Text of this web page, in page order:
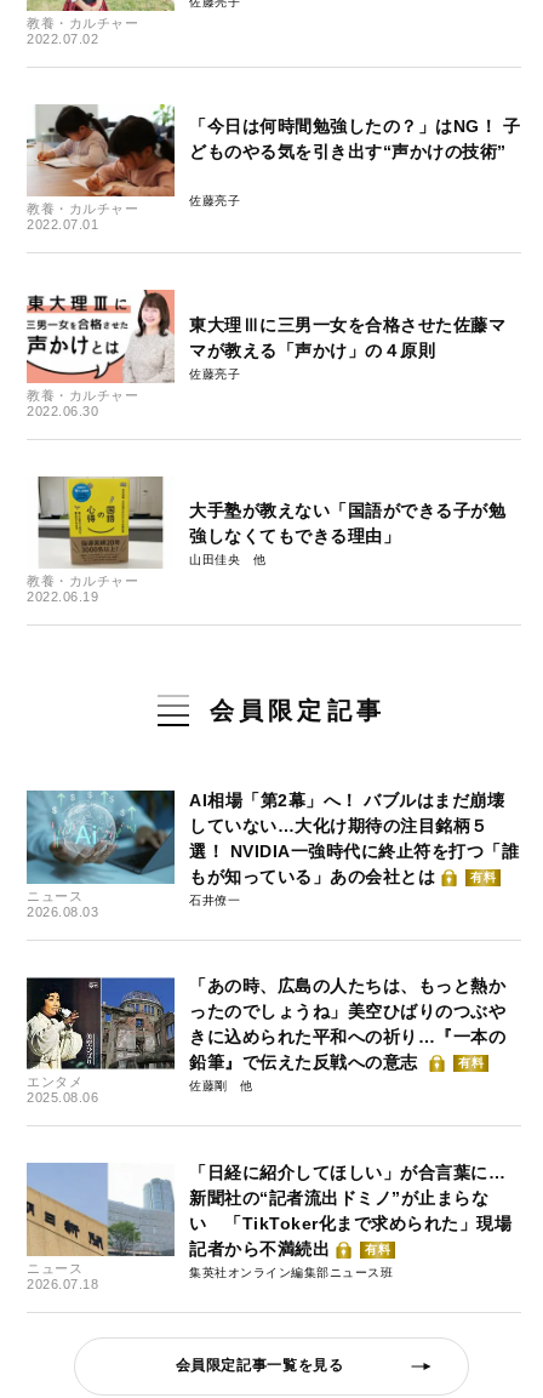
教養・カルチャー
2022.07.02
教養・カルチャー
2022.07.01
「今日は何時間勉強したの？」はNG！ 子
どものやる気を引き出す“声かけの技術”
佐藤亮子
教養・カルチャー
2022.06.30
東大理Ⅲに三男一女を合格させた佐藤マ
マが教える「声かけ」の４原則
佐藤亮子
教養・カルチャー
2022.06.19
大手塾が教えない「国語ができる子が勉
強しなくてもできる理由」
山田佳央
会員限定記事
ニュース
2026.08.03
AI相場「第2幕」へ！ バブルはまだ崩壊
していない…大化け期待の注目銘柄５
選！ NVIDIA一強時代に終止符を打つ「誰
もが知っている」あの会社とは
有料
石井僚一
エンタメ
2025.08.06
「あの時、広島の人たちは、もっと熱か
ったのでしょうね」美空ひばりのつぶや
きに込められた平和への祈り…『一本の
鉛筆』で伝えた反戦への意志
有料
佐藤剛
ニュース
2026.07.18
「日経に紹介してほしい」が合言葉に…
新聞社の“記者流出ドミノ”が止まらな
い 「TikToker化まで求められた」現場
記者から不満続出
有料
集英社オンライン編集部ニュース班
会員限定記事一覧を見る